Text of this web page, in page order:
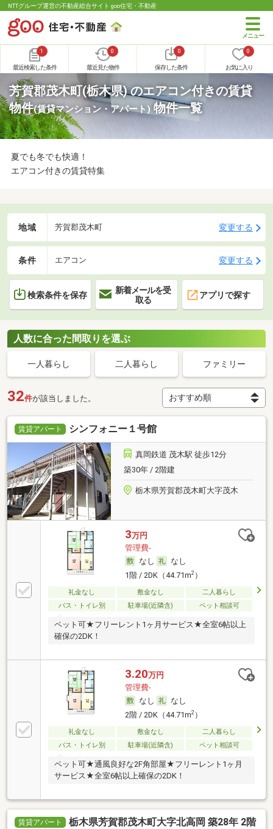
NTTグループ運営の不動産総合サイト goo住宅・不動産
1
最近検索した条件
0
最近見た物件
0
保存した条件
0
お気に入り
芳賀郡茂木町(栃木県) のエアコン付きの賃貸
物件(賃貸マンション・アパート) 物件一覧
夏でも冬でも快適！
エアコン付きの賃貸特集
地域 芳賀郡茂木町 変更する
条件 エアコン 変更する
検索条件を保存
新着メールを受
取る
アプリで探す
人数に合った間取りを選ぶ
一人暮らし 二人暮らし ファミリー
32件が該当しました。
賃貸アパート シンフォニー１号館
真岡鉄道 茂木駅 徒歩12分
築30年 / 2階建
栃木県芳賀郡茂木町大字茂木
3万円
管理費-
なし
なし
1階 / 2DK（44.71m2）
礼金なし 敷金なし
二人暮らし
バス・トイレ別
駐車場(近隣含) ペット相談可
ペット可★フリーレント1ヶ月サービス★全室6帖以上
確保の2DK！
3.20万円
管理費-
なし
なし
2階 / 2DK（44.71m2）
礼金なし 敷金なし
二人暮らし
バス・トイレ別
駐車場(近隣含) ペット相談可
ペット可★通風良好な2F角部屋★フリーレント1ヶ月
サービス★全室6帖以上確保の2DK！
賃貸アパート
栃木県芳賀郡茂木町大字北高岡 築28年 2階